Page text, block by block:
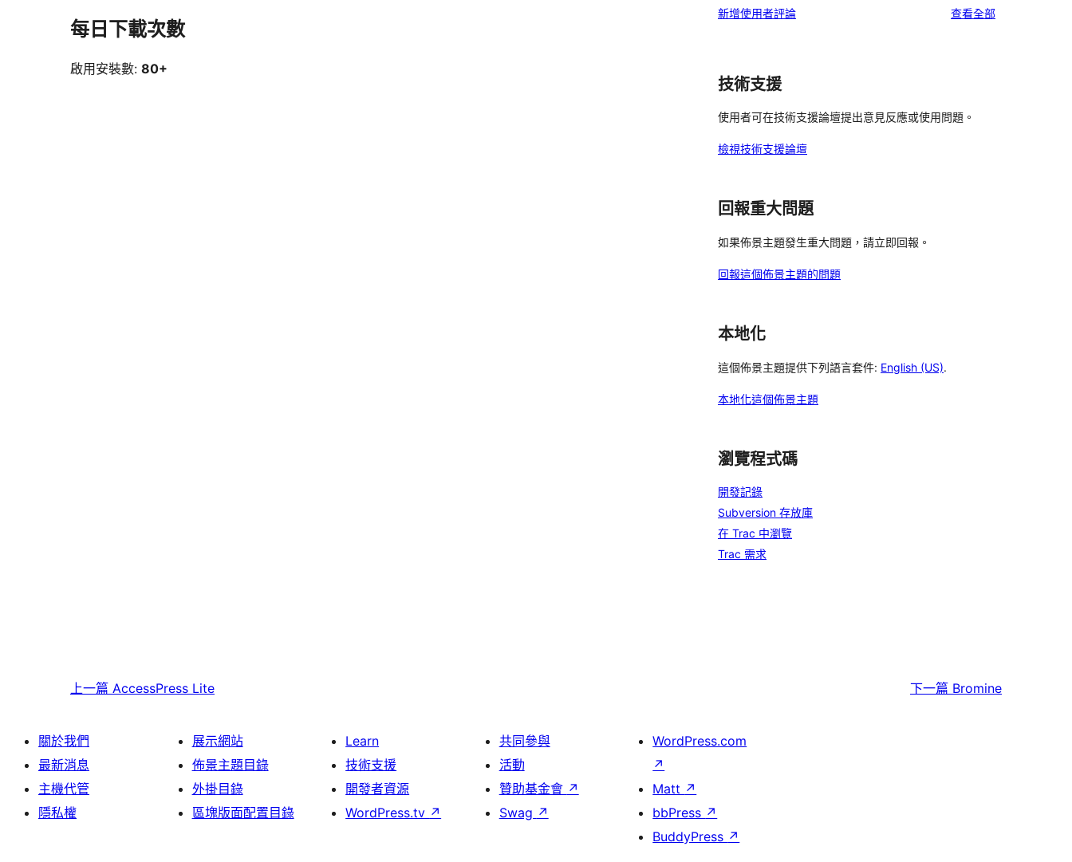
每日下載次數
啟用安裝數: 80+
者
用
論
使
評
星
者
論
1
用
評
論
新增使用者評論 查看全部使
技術支援
使用者可在技術支援論壇提出意見反應或使用問題。
檢視技術支援論壇
回報重大問題
如果佈景主題發生重大問題，請立即回報。
回報這個佈景主題的問題
本地化
這個佈景主題提供下列語言套件: English (US).
本地化這個佈景主題
瀏覽程式碼
開發記錄
Subversion 存放庫
在 Trac 中瀏覽
Trac 需求
上一篇 AccessPress Lite 下一篇 Bromine
關於我們
最新消息
主機代管
隱私權
展示網站
佈景主題目錄
外掛目錄
區塊版面配置目錄
Learn
技術支援
開發者資源
WordPress.tv ↗
共同參與
活動
贊助基金會 ↗
Swag ↗
WordPress.com
↗
Matt ↗
bbPress ↗
BuddyPress ↗